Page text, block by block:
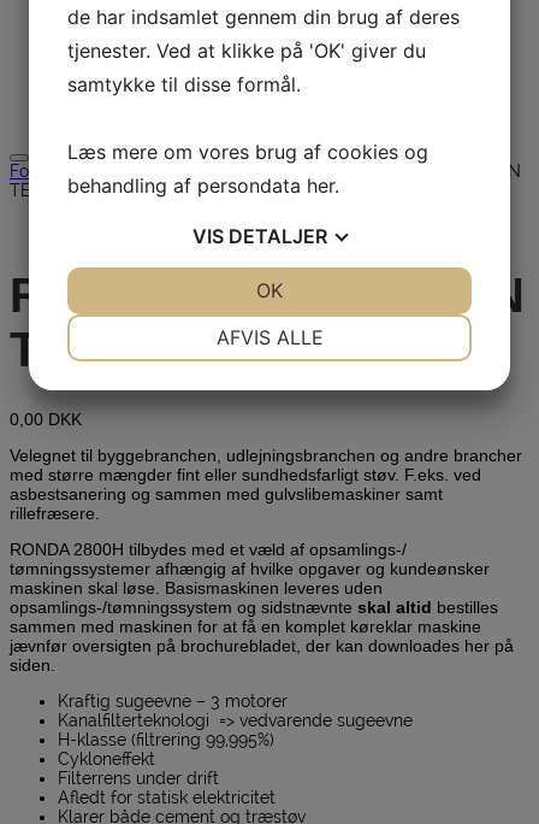
Download
Udlejning
Brugt
Kontakt
Forside
/ RONDA 2800H GREEN
TECH
RONDA 2800H GREEN
TECH
0,00 DKK
Velegnet til byggebranchen, udlejningsbranchen og andre brancher
med større mængder fint eller sundhedsfarligt støv. F.eks. ved
asbestsanering og sammen med gulvslibemaskiner samt
rillefræsere.
RONDA 2800H tilbydes med et væld af opsamlings-/
tømningssystemer afhængig af hvilke opgaver og kundeønsker
maskinen skal løse. Basismaskinen leveres uden
opsamlings-/tømningssystem og sidstnævnte skal altid bestilles
sammen med maskinen for at få en komplet køreklar maskine
jævnfør oversigten på brochurebladet, der kan downloades her på
siden.
Kraftig sugeevne – 3 motorer
Kanalfilterteknologi => vedvarende sugeevne
H-klasse (filtrering 99,995%)
Cykloneffekt
Filterrens under drift
Afledt for statisk elektricitet
Klarer både cement og træstøv
de har indsamlet gennem din brug af deres
tjenester. Ved at klikke på 'OK' giver du
samtykke til disse formål.
Læs mere om vores brug af cookies og
behandling af persondata her.
VIS DETALJER
AFVIS ALLE
OK